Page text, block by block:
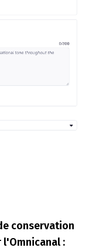
conservation
l'Omnicanal :